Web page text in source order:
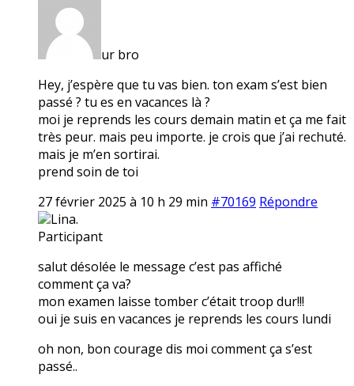
ur bro
Hey, j’espère que tu vas bien. ton exam s’est bien
passé ? tu es en vacances là ?
moi je reprends les cours demain matin et ça me fait
très peur. mais peu importe. je crois que j’ai rechuté.
mais je m’en sortirai.
prend soin de toi
27 février 2025 à 10 h 29 min #70169 Répondre
Lina.
Participant
salut désolée le message c’est pas affiché
comment ça va?
mon examen laisse tomber c’était troop dur!!!
oui je suis en vacances je reprends les cours lundi
oh non, bon courage dis moi comment ça s’est
passé..